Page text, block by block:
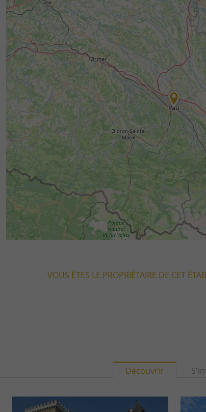
VOUS ÊTES LE PROPRIÉTAIRE DE CET
Découvrir